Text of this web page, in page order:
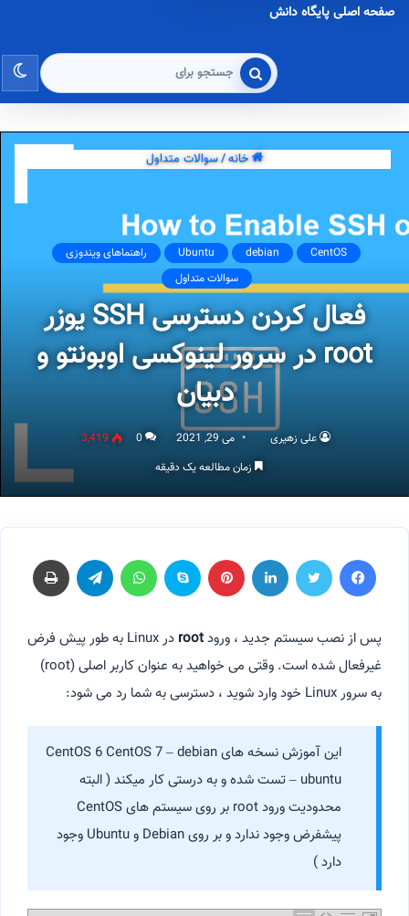
صفحه اصلی پایگاه دانش
جستجو
برای
خانه/سوالات متداول
CentOS
debian
Ubuntu
راهنماهای ویندوزی
سوالات متداول
فعال کردن دسترسی SSH یوزر
root در سرور لینوکسی اوبونتو و
دبیان
علی زهیری می 29, 2021 0
3,419
زمان مطالعه یک دقیقه
فیسبوک توییتر لینکداین پینتریست اسکایپ واتس آپ تلگرام چاپ
پس از نصب سیستم جدید ، ورودroot
در Linux به طور پیش فرض
غیرفعال شده است. وقتی می خواهید به عنوان کاربر اصلی (root)
به سرور Linux خود وارد شوید ، دسترسی به شما رد می شود:
این آموزش نسخه های CentOS 6 CentOS 7 – debian
– ubuntu تست شده و به درستی کار میکند ( البته
پیشفرض وجود ندارد و بر روی Debian و Ubuntu وجود
دارد )